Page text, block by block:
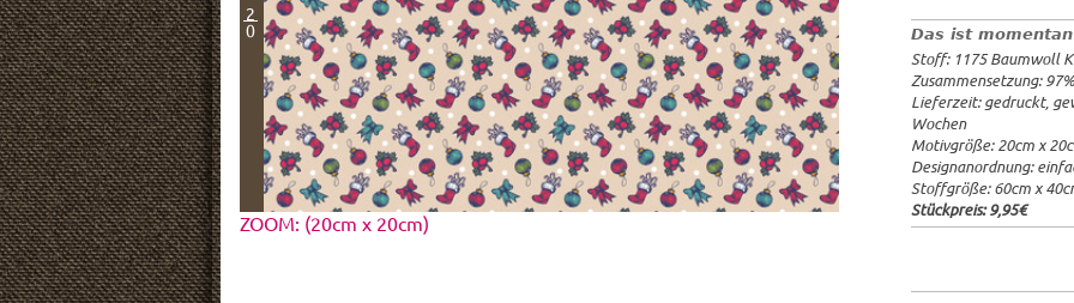
Das ist
Stoff: 1175 Baumwoll
Zusammensetzung:
Lieferzeit: gedruckt,
Wochen
Motivgröße: 20cm x
Designanordnung:
Stoffgröße: 60cm x
Stückpreis:9,95€
2
0
ZOOM: (20cm x 20cm)
Gewicht:
Lieferzeit:
20x20cm:
60x40cm:
ab 1m:
ab 10m:
ab 50m:
und
scroll
durch
die
Stoffübersicht
und
suche
Dir
den
Stoff
dem